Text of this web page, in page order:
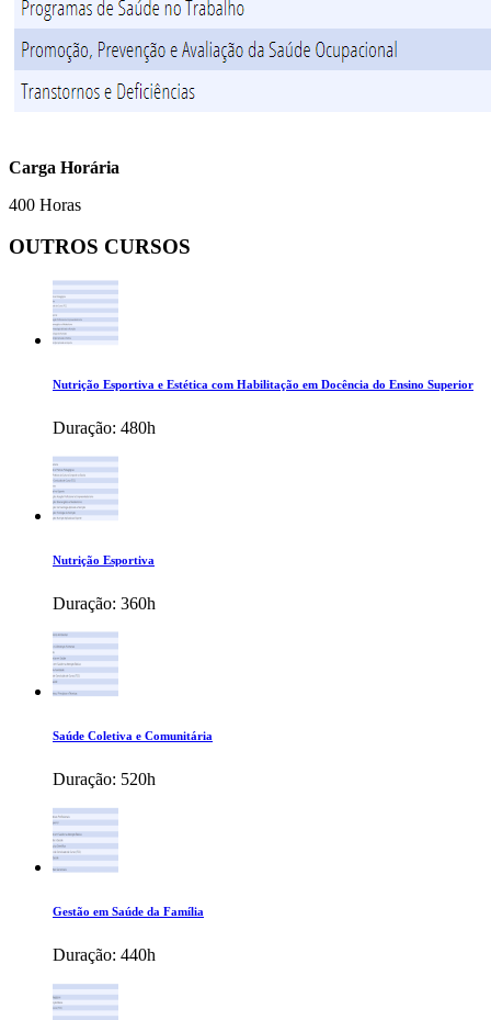
Carga Horária
400 Horas
OUTROS CURSOS
Nutrição Esportiva e Estética com Habilitação em Docência do Ensino Superior
Duração: 480h
Nutrição Esportiva
Duração: 360h
Saúde Coletiva e Comunitária
Duração: 520h
Gestão em Saúde da Família
Duração: 440h